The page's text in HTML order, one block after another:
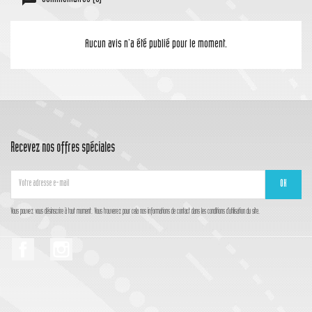
Aucun avis n'a été publié pour le moment.
Recevez nos offres spéciales
Vous pouvez vous désinscrire à tout moment. Vous trouverez pour cela nos informations de contact dans les conditions d'utilisation du site.